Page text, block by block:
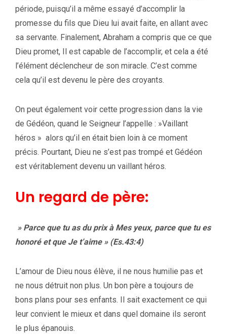
période, puisqu’il a même essayé d’accomplir la
promesse du fils que Dieu lui avait faite, en allant avec
sa servante. Finalement, Abraham a compris que ce que
Dieu promet, Il est capable de l’accomplir, et cela a été
l’élément déclencheur de son miracle. C’est comme
cela qu’il est devenu le père des croyants.
On peut également voir cette progression dans la vie
de Gédéon, quand le Seigneur l’appelle : »Vaillant
héros » alors qu’il en était bien loin à ce moment
précis. Pourtant, Dieu ne s’est pas trompé et Gédéon
est véritablement devenu un vaillant héros.
Un regard de père:
» Parce que tu as du prix à Mes yeux, parce que tu es
honoré et que Je t’aime » (Es.43:4)
L’amour de Dieu nous élève, il ne nous humilie pas et
ne nous détruit non plus. Un bon père a toujours de
bons plans pour ses enfants. Il sait exactement ce qui
leur convient le mieux et dans quel domaine ils seront
le plus épanouis.